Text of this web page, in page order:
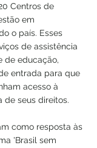
Centros de
em
o país. Esses
de assistência
de educação,
entrada para que
acesso à
de seus direitos.
como resposta às
'Brasil sem